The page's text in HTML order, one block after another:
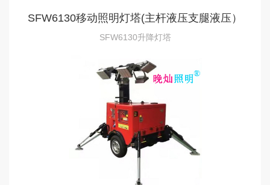
SFW6130移动照明灯塔(主杆液压支腿液压）
SFW6130升降灯塔